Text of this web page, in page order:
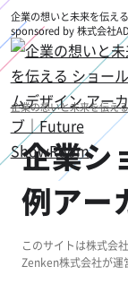
企業の想いと未来を伝え
sponsored by 株式会社AD
企業の想いと未来を伝え
企業シ
例アー
このサイトは株式会
Zenken株式会社が運